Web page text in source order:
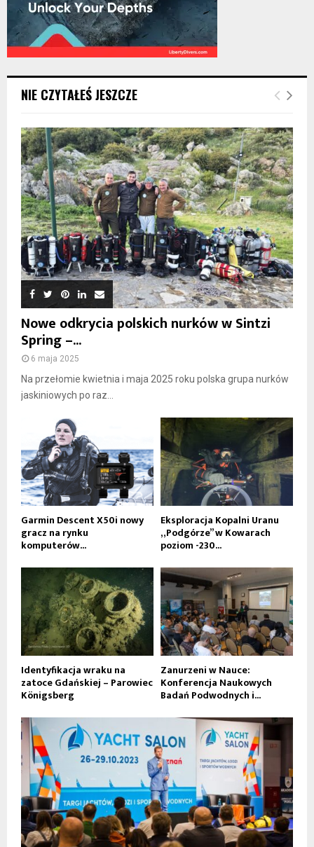
NIE CZYTAŁEŚ JESZCZE
Nowe odkrycia polskich nurków w Sintzi
Spring –...
6 maja 2025
Na przełomie kwietnia i maja 2025 roku polska grupa nurków
jaskiniowych po raz...
Garmin Descent X50i nowy
gracz na rynku
komputerów...
Eksploracja Kopalni Uranu
„Podgórze” w Kowarach
poziom -230...
Identyfikacja wraku na
zatoce Gdańskiej – Parowiec
Königsberg
Zanurzeni w Nauce:
Konferencja Naukowych
Badań Podwodnych i...